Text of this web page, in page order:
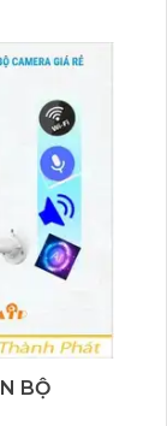
của
người dùng
này giúp
nét ở cả
AE còn tích
sát chất
thiếu
sát ban
công nghệ
đến màu
tốt, tạo ra
DS-
từ xa qua
BỘ